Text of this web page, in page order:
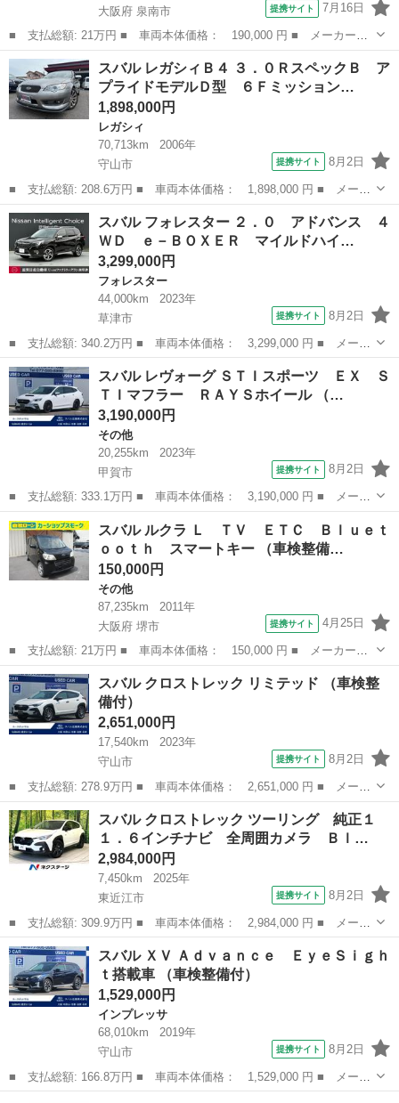
大阪府 泉南市
提携サイト 7月16日
■ 支払総額: 21万円 ■ 車両本体価格： 190,000 円 ■ メーカー
名： スバル ■ 車種名： プレオ ■ グレード名： ＲＭ ４Ｗ
Ｄ スーパーチャージャー エアコン パワステ パワーウィンド
ウ フルフラットシー...
大阪 泉南市
スバル レガシィＢ４ ３．０ＲスペックＢ ア
プライドモデルＤ型 ６Ｆミッション…
1,898,000円
レガシィ
70,713km
2006年
守山市
提携サイト 8月2日
■ 支払総額: 208.6万円 ■ 車両本体価格： 1,898,000 円 ■ メーカ
ー名： スバル ■ 車種名： レガシィＢ４ ■ グレード名： ３．
０ＲスペックＢ アプライドモデルＤ型 ６Ｆミッション ＳＴｉフ
ロントエ...
滋賀 守山市
スバル フォレスター ２．０ アドバンス ４
ＷＤ ｅ－ＢＯＸＥＲ マイルドハイ…
3,299,000円
フォレスター
44,000km
2023年
草津市
提携サイト 8月2日
■ 支払総額: 340.2万円 ■ 車両本体価格： 3,299,000 円 ■ メーカ
ー名： スバル ■ 車種名： フォレスター ■ グレード名： ２．
０ アドバンス ４ＷＤ ｅ－ＢＯＸＥＲ マイルドハイブリッド
アイサイ...
滋賀 草津市 フォレスター
スバル レヴォーグ ＳＴＩスポーツ ＥＸ Ｓ
ＴＩマフラー ＲＡＹＳホイール （…
3,190,000円
その他
20,255km
2023年
甲賀市
提携サイト 8月2日
■ 支払総額: 333.1万円 ■ 車両本体価格： 3,190,000 円 ■ メーカ
ー名： スバル ■ 車種名： レヴォーグ ■ グレード名： ＳＴＩ
スポーツ ＥＸ ＳＴＩマフラー ＲＡＹＳホイール ■ 排気量：
180...
滋賀 甲賀市
スバル ルクラ Ｌ ＴＶ ＥＴＣ Ｂｌｕｅｔ
ｏｏｔｈ スマートキー （車検整備…
150,000円
その他
87,235km
2011年
大阪府 堺市
提携サイト 4月25日
■ 支払総額: 21万円 ■ 車両本体価格： 150,000 円 ■ メーカー
名： スバル ■ 車種名： ルクラ ■ グレード名： Ｌ ＴＶ Ｅ
ＴＣ Ｂｌｕｅｔｏｏｔｈ スマートキー ■ 排気量： 660cc ■ ド
ア枚数...
大阪 堺市 その他
スバル クロストレック リミテッド （車検整
備付）
2,651,000円
17,540km
2023年
守山市
提携サイト 8月2日
■ 支払総額: 278.9万円 ■ 車両本体価格： 2,651,000 円 ■ メーカ
ー名： スバル ■ 車種名： クロストレック ■ グレード名： リ
ミテッド ■ 排気量： 2000cc ■ ドア枚数： 5D ■ ミッシ...
滋賀 守山市 スバル
スバル クロストレック ツーリング 純正１
１．６インチナビ 全周囲カメラ Ｂｌ…
2,984,000円
7,450km
2025年
東近江市
提携サイト 8月2日
■ 支払総額: 309.9万円 ■ 車両本体価格： 2,984,000 円 ■ メーカ
ー名： スバル ■ 車種名： クロストレック ■ グレード名： ツ
ーリング 純正１１．６インチナビ 全周囲カメラ Ｂｌｕｅｔｏｏ
ｔｈ レ...
滋賀 東近江市
スバル ＸＶ Ａｄｖａｎｃｅ ＥｙｅＳｉｇｈ
ｔ搭載車 （車検整備付）
1,529,000円
インプレッサ
68,010km
2019年
守山市
提携サイト 8月2日
■ 支払総額: 166.8万円 ■ 車両本体価格： 1,529,000 円 ■ メーカ
ー名： スバル ■ 車種名： ＸＶ ■ グレード名： Ａｄｖａｎｃ
インプレッサ